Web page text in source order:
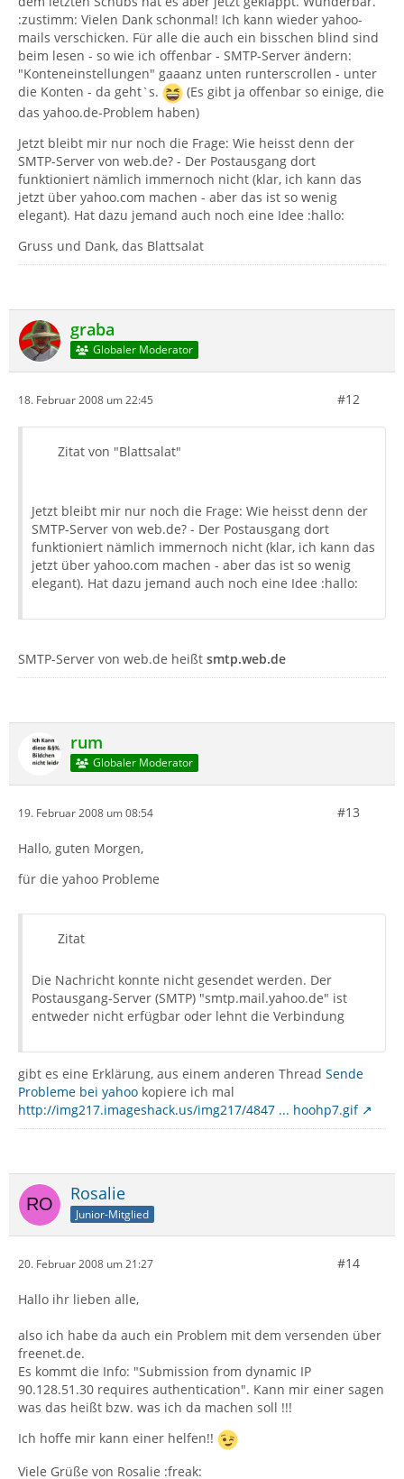
:zustimm: Vielen Dank schonmal! Ich kann wieder yahoo-
mails verschicken. Für alle die auch ein bisschen blind sind
beim lesen - so wie ich offenbar - SMTP-Server ändern:
"Konteneinstellungen" gaaanz unten runterscrollen - unter
die Konten - da geht`s.
(Es gibt ja offenbar so einige, die
das yahoo.de-Problem haben)
Jetzt bleibt mir nur noch die Frage: Wie heisst denn der
SMTP-Server von web.de? - Der Postausgang dort
funktioniert nämlich immernoch nicht (klar, ich kann das
jetzt über yahoo.com machen - aber das ist so wenig
elegant). Hat dazu jemand auch noch eine Idee :hallo:
Gruss und Dank, das Blattsalat
graba
Globaler Moderator
18. Februar 2008 um 22:45 #12
Zitat von "Blattsalat"
Jetzt bleibt mir nur noch die Frage: Wie heisst denn der
SMTP-Server von web.de? - Der Postausgang dort
funktioniert nämlich immernoch nicht (klar, ich kann das
jetzt über yahoo.com machen - aber das ist so wenig
elegant). Hat dazu jemand auch noch eine Idee :hallo:
SMTP-Server von web.de heißt smtp.web.de
rum
Globaler Moderator
19. Februar 2008 um 08:54 #13
Hallo, guten Morgen,
für die yahoo Probleme
Zitat
Die Nachricht konnte nicht gesendet werden. Der
Postausgang-Server (SMTP) "smtp.mail.yahoo.de" ist
entweder nicht erfügbar oder lehnt die Verbindung
gibt es eine Erklärung, aus einem anderen Thread Sende
Probleme bei yahoo kopiere ich mal
http://img217.imageshack.us/img217/4847 ... hoohp7.gif
Rosalie
Junior-Mitglied
20. Februar 2008 um 21:27 #14
Hallo ihr lieben alle,
also ich habe da auch ein Problem mit dem versenden über
freenet.de.
Es kommt die Info: "Submission from dynamic IP
90.128.51.30 requires authentication". Kann mir einer sagen
was das heißt bzw. was ich da machen soll !!!
Ich hoffe mir kann einer helfen!!
Viele Grüße von Rosalie :freak: